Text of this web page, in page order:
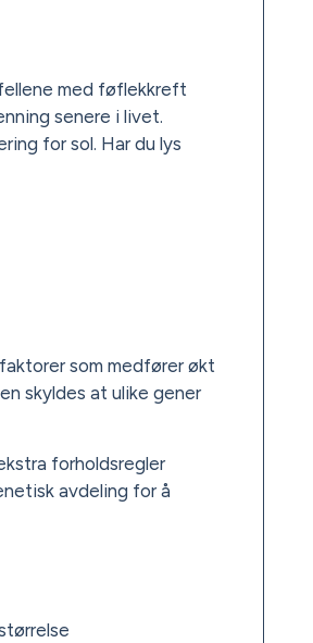
med føflekkreft
senere i livet.
for sol. Har du lys
som medfører økt
skyldes at ulike gener
forholdsregler
avdeling for å